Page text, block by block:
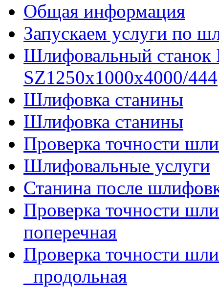
Общая информация
Запускаем услуги по
Шлифовальный
SZ1250x1000x4000/444
Шлифовка станины
Шлифовка станины
Проверка точности
Шлифовальные услуги
Станина после
Проверка точности
поперечная
Проверка точности
_продольная